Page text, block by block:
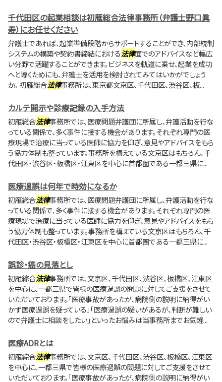
千代田区の起業相談は初雁総合法律事務所（弁護士野口眞
寿）にお任せください
弁護士であれば、起業準備段階からサポートすることができ、内部統制
システムの構築や契約書締結における法律面でのアドバイスなど幅広
い分野で活躍することができます。ビジネスを軌道に乗せ、起業を成功
へと導くためにも、弁護士を活用を検討されてみてはいかがでしょう
か。 初雁総合法律事務所は、東京都文京区、千代田区、渋谷区、板...
カルテ開示や診療記録の入手方法
初雁総合法律事務所では、医療問題弁護団に所属し、弁護活動を行な
っている関係で、多く事件に接する機会があります。それぞれ専門の医
療現場で治療に当っている医師に協力を仰ぎ、意見やアドバイスをもら
う協力体制も整っています。事務所を構えている文京区はもちろん、千
代田区・渋谷区・板橋区・江東区を中心に首都圏である一都三県に...
医療過誤は何年で時効になるか
初雁総合法律事務所では、医療問題弁護団に所属し、弁護活動を行な
っている関係で、多く事件に接する機会があります。それぞれ専門の医
療現場で治療に当っている医師に協力を仰ぎ、意見やアドバイスをもら
う協力体制も整っています。事務所を構えている文京区はもちろん、千
代田区・渋谷区・板橋区・江東区を中心に首都圏である一都三県に...
誤診・癌の見落とし
初雁綜合法律事務所では、文京区、千代田区、渋谷区、板橋区、江東区
を中心に、一都三県で皆様の医療過誤の問題に対してご支援をさせて
いただいております。「医療事故があったが、病院側の説明に納得がい
かず医療過誤を疑っている」「医療過誤の疑いがあるが、判断が難しい
ので弁護士に相談をしたい」といったお悩みは当事務所までお気軽...
医療ADRとは
初雁綜合法律事務所では、文京区、千代田区、渋谷区、板橋区、江東区
を中心に、一都三県で皆様の医療過誤の問題に対してご支援をさせて
いただいております。「医療事故があったが、病院側の説明に納得がい